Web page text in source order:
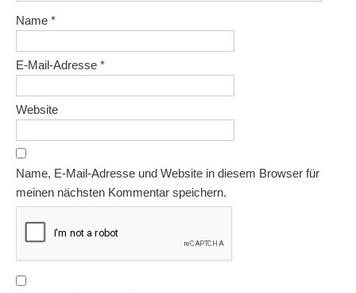
Name *
E-Mail-Adresse *
Website
Name, E-Mail-Adresse und Website in diesem Browser für
meinen nächsten Kommentar speichern.